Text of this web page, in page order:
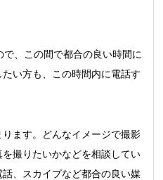
、この間で都合の良い時間に
い方も、この時間内に電話す
ます。どんなイメージで撮影
撮りたいかなどを相談してい
、スカイプなど都合の良い媒